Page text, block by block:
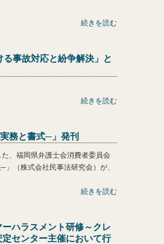
続きを読む
事故対応と紛争解決」と
続きを読む
務と書式─」発刊
、福岡県弁護士会消費者委員会
（株式会社民事法研究会）が、
続きを読む
ハラスメント研修～クレ
センター主催において行